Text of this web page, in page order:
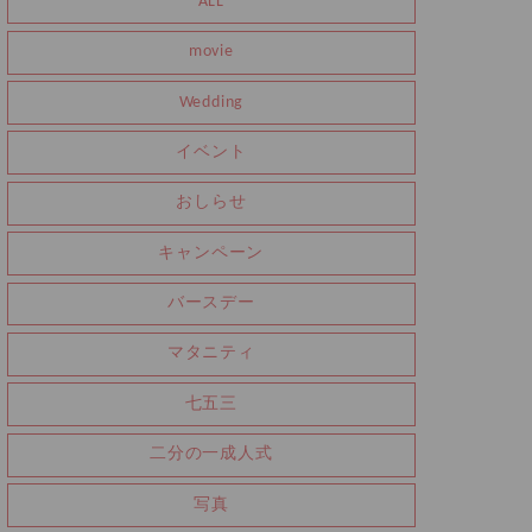
movie
Wedding
イベント
おしらせ
キャンペーン
バースデー
マタニティ
七五三
二分の一成人式
写真